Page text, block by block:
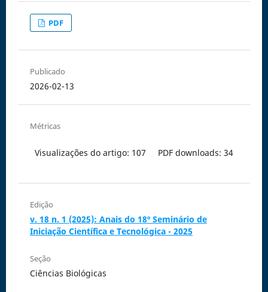
PDF
Publicado
2026-02-13
Métricas
Visualizações do artigo: 107 PDF downloads: 34
Edição
v. 18 n. 1 (2025): Anais do 18º Seminário de
Iniciação Científica e Tecnológica - 2025
Seção
Ciências Biológicas